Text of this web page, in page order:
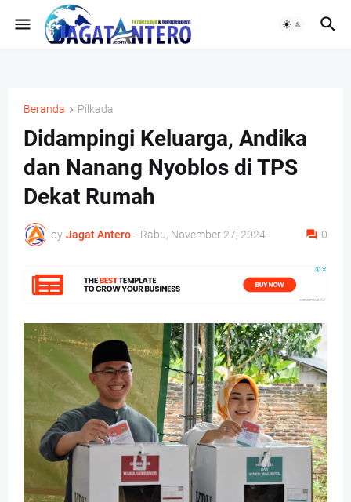
Beranda Pilkada
Didampingi Keluarga, Andika
dan Nanang Nyoblos di TPS
Dekat Rumah
by Jagat Antero - Rabu, November 27, 2024 0